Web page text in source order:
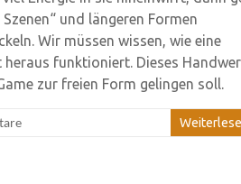
und längeren Formen
Wir müssen wissen, wie eine
funktioniert. Dieses
zur freien Form gelingen soll.